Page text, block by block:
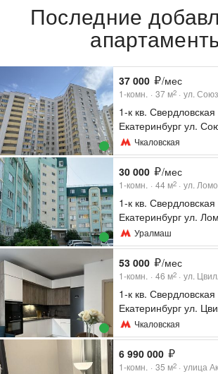
Последние
37 000 /мес
1-комн. 37 м2 ул.
1-к кв. Свердловская
Екатеринбург ул.
Чкаловская
30 000 /мес
1-комн. 44 м2 ул.
1-к кв. Свердловская
Екатеринбург ул.
м²) Уралмаш
53 000 /мес
1-комн. 46 м2 ул.
1-к кв. Свердловская
Екатеринбург ул.
Чкаловская
6 990 000
1-комн. 35 м2 улица